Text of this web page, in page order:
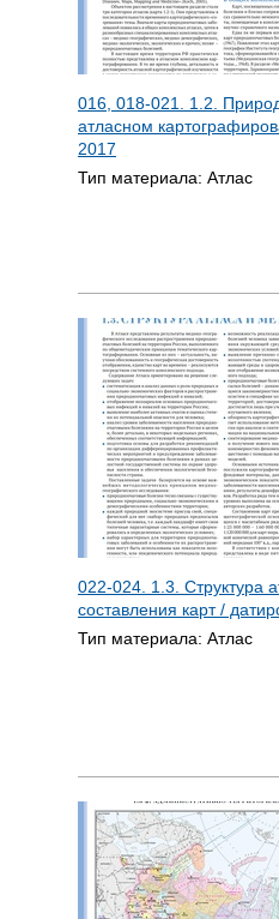
016, 018-021. 1.2.
атласном
2017
Тип материала: Атлас
022-024. 1.3. Структура
составления карт /
Тип материала: Атлас